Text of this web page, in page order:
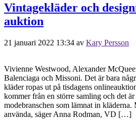
Vintagekläder och
auktion
21 januari 2022 13:34 av Kary Persson
Vivienne Westwood, Alexander
Balenciaga och Missoni. Det är bara
kläder ropas ut på tisdagens
kommer från en större samling och det
modebranschen som lämnat in
använda, säger Anna Rodman, VD […]